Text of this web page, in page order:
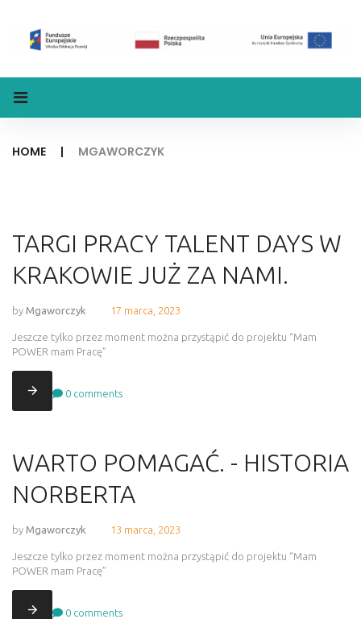
HOME | MGAWORCZYK
TARGI PRACY TALENT DAYS W
KRAKOWIE JUŻ ZA NAMI.
by Mgaworczyk 17 marca, 2023
Jeszcze tylko przez moment można przystąpić do projektu “Mam
POWER mam Pracę”
0 comments
WARTO POMAGAĆ. - HISTORIA
NORBERTA
by Mgaworczyk 13 marca, 2023
Jeszcze tylko przez moment można przystąpić do projektu “Mam
POWER mam Pracę”
0 comments